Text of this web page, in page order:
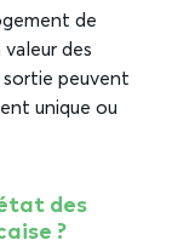
de
des
sortie peuvent
unique ou
des
?